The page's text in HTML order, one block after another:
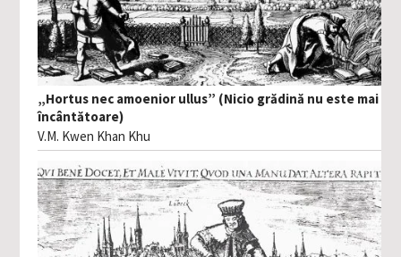
„Hortus nec amoenior ullus” (Nicio grădină nu este mai
încântătoare)
V.M. Kwen Khan Khu